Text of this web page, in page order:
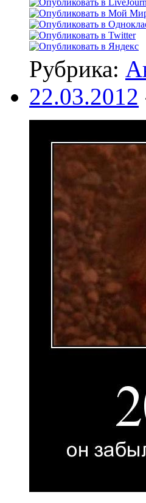
Рубрика:
22.03.2012